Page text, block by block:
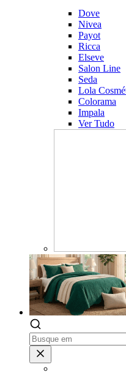
Dove
Nivea
Payot
Ricca
Elseve
Salon Line
Seda
Lola
Colorama
Impala
Ver Tudo